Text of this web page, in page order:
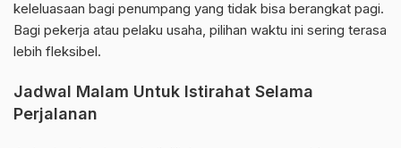
keleluasaan bagi penumpang yang tidak bisa berangkat pagi.
Bagi pekerja atau pelaku usaha, pilihan waktu ini sering terasa
lebih fleksibel.
Jadwal Malam Untuk Istirahat Selama
Perjalanan